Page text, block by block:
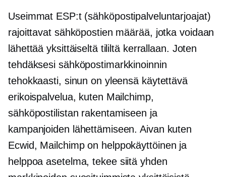
Useimmat ESP:t (sähköpostipalveluntarjoajat)
rajoittavat sähköpostien määrää, jotka voidaan
lähettää yksittäiseltä tililtä kerrallaan. Joten
tehdäksesi sähköpostimarkkinoinnin
tehokkaasti, sinun on yleensä käytettävä
erikoispalvelua, kuten Mailchimp,
sähköpostilistan rakentamiseen ja
kampanjoiden lähettämiseen. Aivan kuten
Ecwid, Mailchimp on helppokäyttöinen ja
helppoaasetelma, tekee siitä yhden